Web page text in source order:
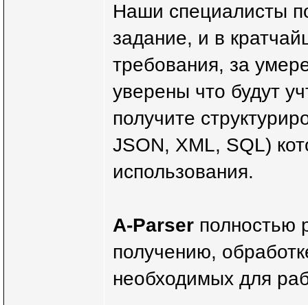
Наши специалисты
задание, и в
требования, за
уверены что будут
получите
JSON, XML, SQL)
использования.
A-Parser полностью
получению,
необходимых для